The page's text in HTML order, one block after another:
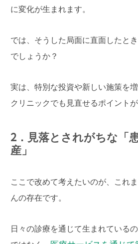
に変化が生まれます。
では、そうした局面に直面したと
でしょうか？
実は、特別な投資や新しい施策を
クリニックでも見直せるポイントが
2．見落とされがちな「
産」
ここで改めて考えたいのが、これ
んの存在です。
日々の診療を通じて生まれている